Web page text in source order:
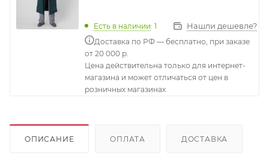
Есть в наличии: 1 Нашли дешевле?
Доставка по РФ — бесплатно, при заказе
от 20 000 р.
Цена действительна только для интернет-
магазина и может отличаться от цен в
розничных магазинах
ОПИСАНИЕ ОПЛАТА ДОСТАВКА